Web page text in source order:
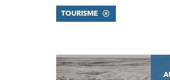
TOURISME
RÉSULTATS